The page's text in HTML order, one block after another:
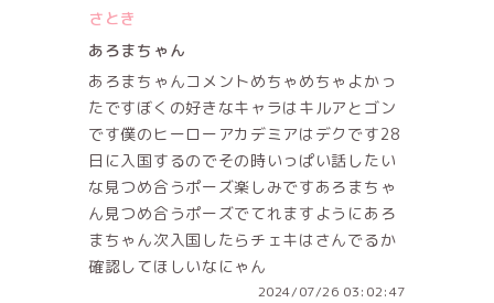
さとき
あろまちゃん
あろまちゃんコメントめちゃめちゃよかっ
たですぼくの好きなキャラはキルアとゴン
です僕のヒーローアカデミアはデクです28
日に入国するのでその時いっぱい話したい
な見つめ合うポーズ楽しみですあろまちゃ
ん見つめ合うポーズでてれますようにあろ
まちゃん次入国したらチェキはさんでるか
確認してほしいなにゃん
2024/07/26 03:02:47